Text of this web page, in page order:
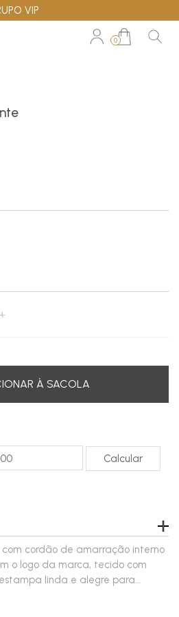
VIP
0
+
À SACOLA
com cordão de amarração interno
o logo da marca, tecido com
linda e alegre para